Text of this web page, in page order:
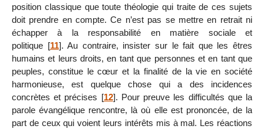
position classique que toute théologie qui traite de ces sujets
doit prendre en compte. Ce n’est pas se mettre en retrait ni
échapper à la responsabilité en matière sociale et
politique [11]. Au contraire, insister sur le fait que les êtres
humains et leurs droits, en tant que personnes et en tant que
peuples, constitue le cœur et la finalité de la vie en société
harmonieuse, est quelque chose qui a des incidences
concrètes et précises [12]. Pour preuve les difficultés que la
parole évangélique rencontre, là où elle est prononcée, de la
part de ceux qui voient leurs intérêts mis à mal. Les réactions